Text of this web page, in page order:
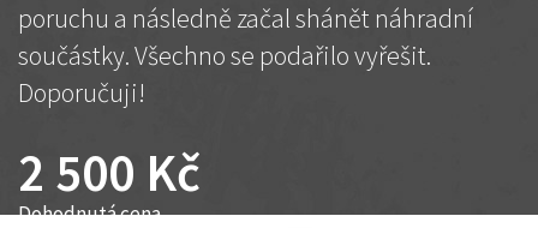
poruchu a následně začal shánět náhradní
součástky. Všechno se podařilo vyřešit.
Doporučuji!
2 500 Kč
Dohodnutá cena